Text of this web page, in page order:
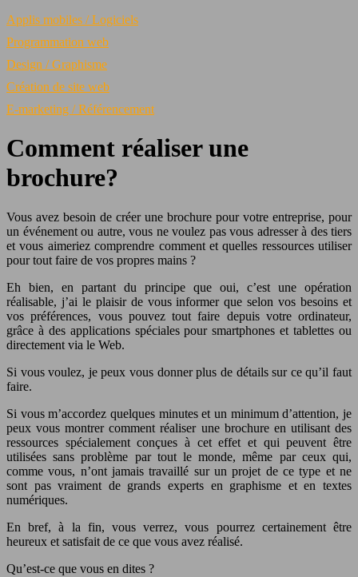
Applis mobiles / Logiciels
Programmation web
Design / Graphisme
Création de site web
E-marketing / Référencement
Comment réaliser une
brochure?
Vous avez besoin de créer une brochure pour votre entreprise, pour
un événement ou autre, vous ne voulez pas vous adresser à des tiers
et vous aimeriez comprendre comment et quelles ressources utiliser
pour tout faire de vos propres mains ?
Eh bien, en partant du principe que oui, c’est une opération
réalisable, j’ai le plaisir de vous informer que selon vos besoins et
vos préférences, vous pouvez tout faire depuis votre ordinateur,
grâce à des applications spéciales pour smartphones et tablettes ou
directement via le Web.
Si vous voulez, je peux vous donner plus de détails sur ce qu’il faut
faire.
Si vous m’accordez quelques minutes et un minimum d’attention, je
peux vous montrer comment réaliser une brochure en utilisant des
ressources spécialement conçues à cet effet et qui peuvent être
utilisées sans problème par tout le monde, même par ceux qui,
comme vous, n’ont jamais travaillé sur un projet de ce type et ne
sont pas vraiment de grands experts en graphisme et en textes
numériques.
En bref, à la fin, vous verrez, vous pourrez certainement être
heureux et satisfait de ce que vous avez réalisé.
Qu’est-ce que vous en dites ?